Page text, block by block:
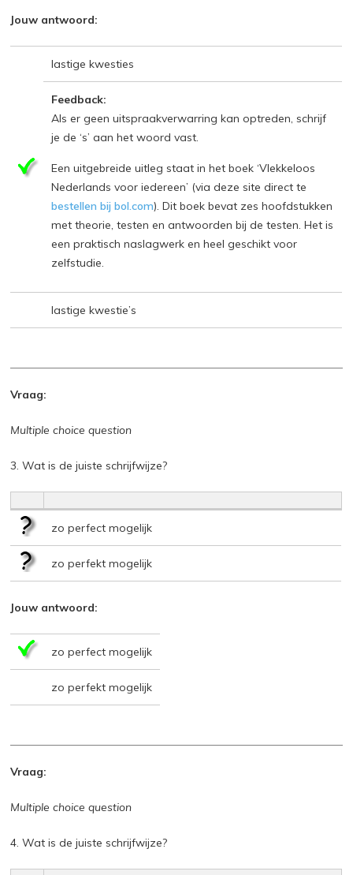
Jouw antwoord:
lastige kwesties
Feedback:
Als er geen uitspraakverwarring kan optreden, schrijf
je de ‘s’ aan het woord vast.
Een uitgebreide uitleg staat in het boek ‘Vlekkeloos
Nederlands voor iedereen’ (via deze site direct te
bestellen bij bol.com). Dit boek bevat zes hoofdstukken
met theorie, testen en antwoorden bij de testen. Het is
een praktisch naslagwerk en heel geschikt voor
zelfstudie.
lastige kwestie’s
Vraag:
Multiple choice question
3. Wat is de juiste schrijfwijze?
zo perfect mogelijk
zo perfekt mogelijk
Jouw antwoord:
zo perfect mogelijk
zo perfekt mogelijk
Vraag:
Multiple choice question
4. Wat is de juiste schrijfwijze?